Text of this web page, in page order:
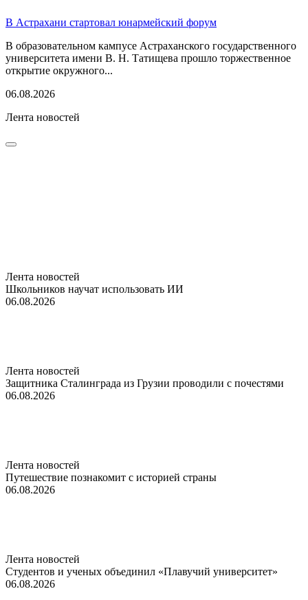
В Астрахани стартовал юнармейский форум
В образовательном кампусе Астраханского государственного
университета имени В. Н. Татищева прошло торжественное
открытие окружного...
06.08.2026
Лента новостей
Лента новостей
Школьников научат использовать ИИ
06.08.2026
Лента новостей
Защитника Сталинграда из Грузии проводили с почестями
06.08.2026
Лента новостей
Путешествие познакомит с историей страны
06.08.2026
Лента новостей
Студентов и ученых объединил «Плавучий университет»
06.08.2026